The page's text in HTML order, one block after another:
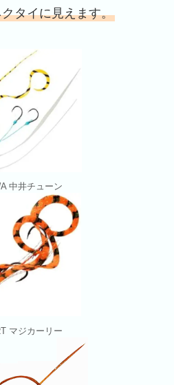
タイに見えます。
中井チューン
マジカーリー